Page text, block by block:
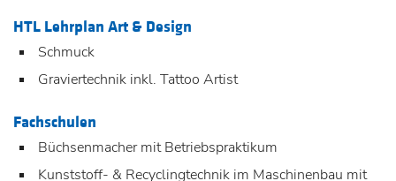
HTL Lehrplan Art & Design
Schmuck
Graviertechnik inkl. Tattoo Artist
Fachschulen
Büchsenmacher mit Betriebspraktikum
Kunststoff- & Recyclingtechnik im Maschinenbau mit